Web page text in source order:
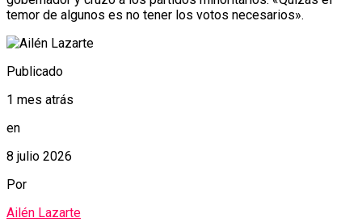
temor de algunos es no tener los votos necesarios».
Publicado
1 mes atrás
en
8 julio 2026
Por
Ailén Lazarte